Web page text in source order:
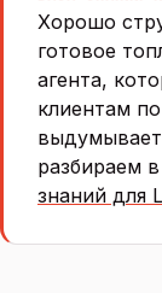
Хорошо
готовое
агента,
клиентам
разбираем
знаний для